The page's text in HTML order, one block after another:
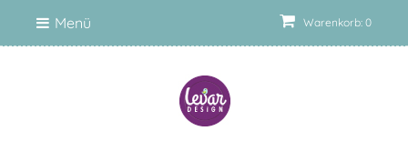
Warenkorb: 0
Menü